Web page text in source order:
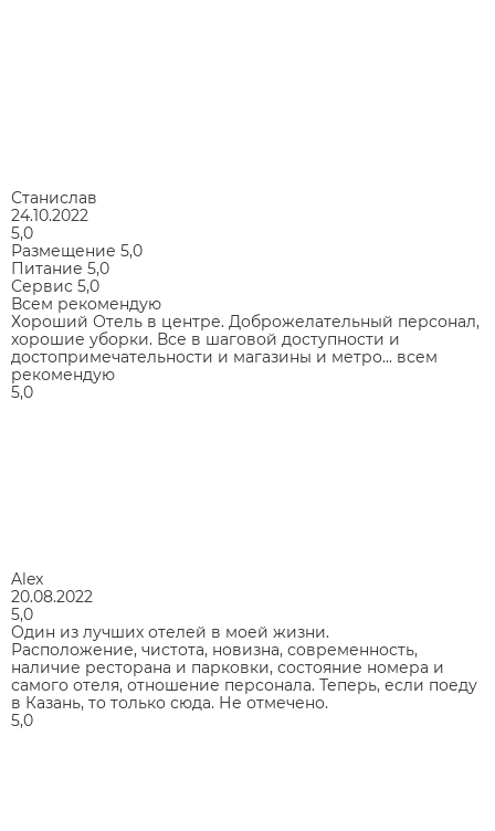
Станислав
24.10.2022
5,0
Размещение 5,0
Питание 5,0
Сервис 5,0
Всем рекомендую
Хороший Отель в центре. Доброжелательный персонал,
хорошие уборки. Все в шаговой доступности и
достопримечательности и магазины и метро... всем
рекомендую
5,0
Alex
20.08.2022
5,0
Один из лучших отелей в моей жизни.
Расположение, чистота, новизна, современность,
наличие ресторана и парковки, состояние номера и
самого отеля, отношение персонала. Теперь, если поеду
в Казань, то только сюда. Не отмечено.
5,0